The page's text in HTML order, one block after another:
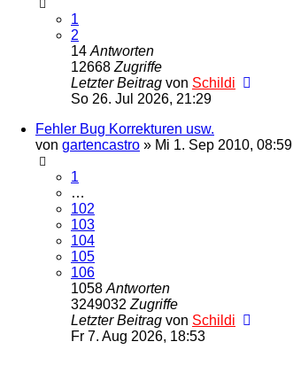
1
2
14 Antworten
12668 Zugriffe
Letzter Beitrag von Schildi
So 26. Jul 2026, 21:29
Fehler Bug Korrekturen usw.
von gartencastro » Mi 1. Sep 2010, 08:59
1
…
102
103
104
105
106
1058 Antworten
3249032 Zugriffe
Letzter Beitrag von Schildi
Fr 7. Aug 2026, 18:53